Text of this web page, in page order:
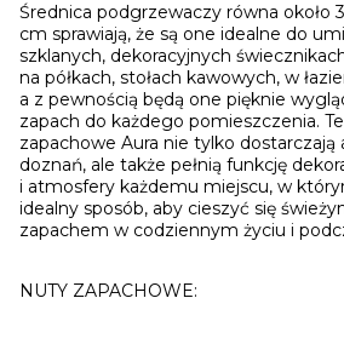
Średnica podgrzewaczy równa około
cm sprawiają, że są one idealne do
szklanych, dekoracyjnych
na półkach, stołach kawowych, w
a z pewnością będą one pięknie
zapach do każdego pomieszczenia.
zapachowe Aura nie tylko
doznań, ale także pełnią funkcję
i atmosfery każdemu miejscu, w
idealny sposób, aby cieszyć się
zapachem w codziennym życiu i
NUTY ZAPACHOWE: